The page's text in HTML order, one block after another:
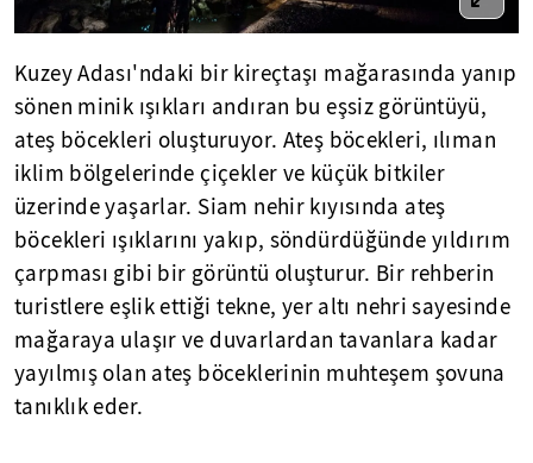
Kuzey Adası'ndaki bir kireçtaşı mağarasında yanıp
sönen minik ışıkları andıran bu eşsiz görüntüyü,
ateş böcekleri oluşturuyor. Ateş böcekleri, ılıman
iklim bölgelerinde çiçekler ve küçük bitkiler
üzerinde yaşarlar. Siam nehir kıyısında ateş
böcekleri ışıklarını yakıp, söndürdüğünde yıldırım
çarpması gibi bir görüntü oluşturur. Bir rehberin
turistlere eşlik ettiği tekne, yer altı nehri sayesinde
mağaraya ulaşır ve duvarlardan tavanlara kadar
yayılmış olan ateş böceklerinin muhteşem şovuna
tanıklık eder.